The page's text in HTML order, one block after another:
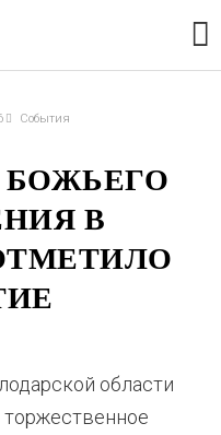
События
В
области
торжественное